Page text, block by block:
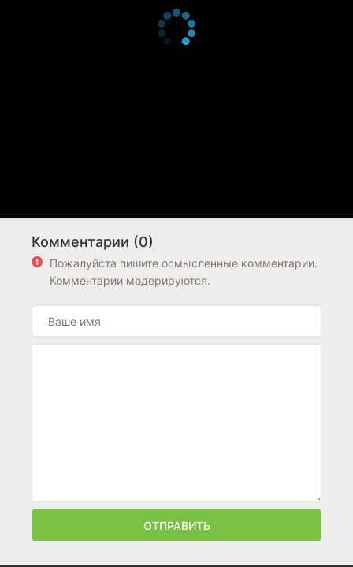
Комментарии (0)
Пожалуйста пишите осмысленные комментарии.
Комментарии модерируются.
ОТПРАВИТЬ